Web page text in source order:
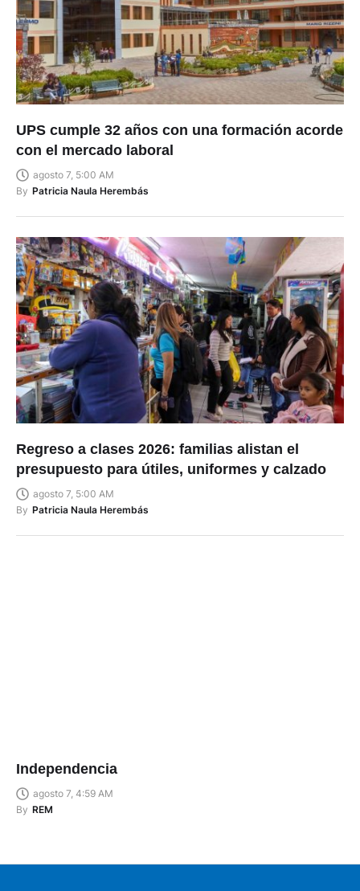
UPS cumple 32 años con una formación acorde
con el mercado laboral
agosto 7, 5:00 AM
By Patricia Naula Herembás
Regreso a clases 2026: familias alistan el
presupuesto para útiles, uniformes y calzado
agosto 7, 5:00 AM
By Patricia Naula Herembás
Independencia
agosto 7, 4:59 AM
By REM